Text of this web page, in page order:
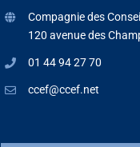
Compagnie des
120 avenue des
01 44 94 27 70
ccef@ccef.net